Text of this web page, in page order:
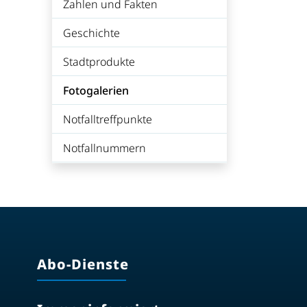
Zahlen und Fakten
Geschichte
Stadtprodukte
Fotogalerien
(ausgewählt)
Notfalltreffpunkte
Notfallnummern
Abo-Dienste